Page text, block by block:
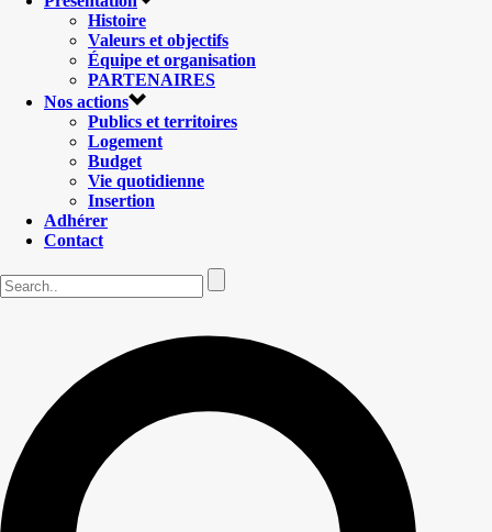
Histoire
Valeurs et objectifs
Équipe et organisation
PARTENAIRES
Nos actions
Publics et territoires
Logement
Budget
Vie quotidienne
Insertion
Adhérer
Contact